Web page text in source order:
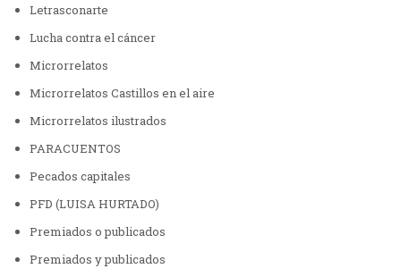
Letrasconarte
Lucha contra el cáncer
Microrrelatos
Microrrelatos Castillos en el aire
Microrrelatos ilustrados
PARACUENTOS
Pecados capitales
PFD (LUISA HURTADO)
Premiados o publicados
Premiados y publicados